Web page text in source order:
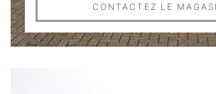
CONTACTEZ LE